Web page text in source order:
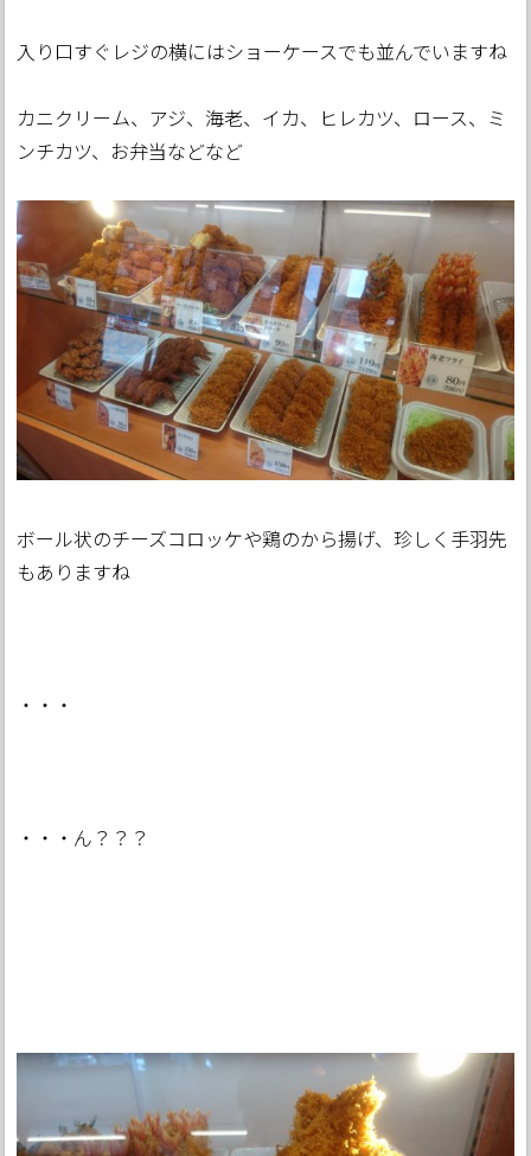
入り口すぐレジの横にはショーケースでも並んでいますね
カニクリーム、アジ、海老、イカ、ヒレカツ、ロース、ミ
ンチカツ、お弁当などなど
ボール状のチーズコロッケや鶏のから揚げ、珍しく手羽先
もありますね
・・・
・・・ん？？？